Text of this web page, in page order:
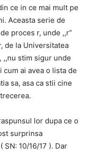
ce in ce mai mult pe
Aceasta serie de
proces r, unde ,,r”
de la Universitatea
,,nu stim sigur unde
ai avea o lista de
sa, asa ca stii cine
lor dupa ce o
surprinsa
10/16/17 ). Dar